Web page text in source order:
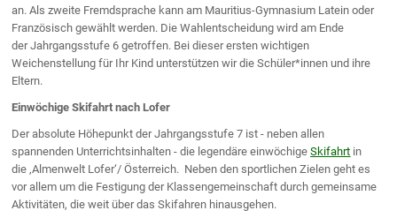
an. Als zweite Fremdsprache kann am Mauritius-Gymnasium Latein oder
Französisch gewählt werden. Die Wahlentscheidung wird am Ende
der Jahrgangsstufe 6 getroffen. Bei dieser ersten wichtigen
Weichenstellung für Ihr Kind unterstützen wir die Schüler*innen und ihre
Eltern.
Einwöchige Skifahrt nach Lofer
Der absolute Höhepunkt der Jahrgangsstufe 7 ist - neben allen
spannenden Unterrichtsinhalten - die legendäre einwöchigeSkifahrt in
die ‚Almenwelt Lofer‘/ Österreich. Neben den sportlichen Zielen geht es
vor allem um die Festigung der Klassengemeinschaft durch gemeinsame
Aktivitäten, die weit über das Skifahren hinausgehen.